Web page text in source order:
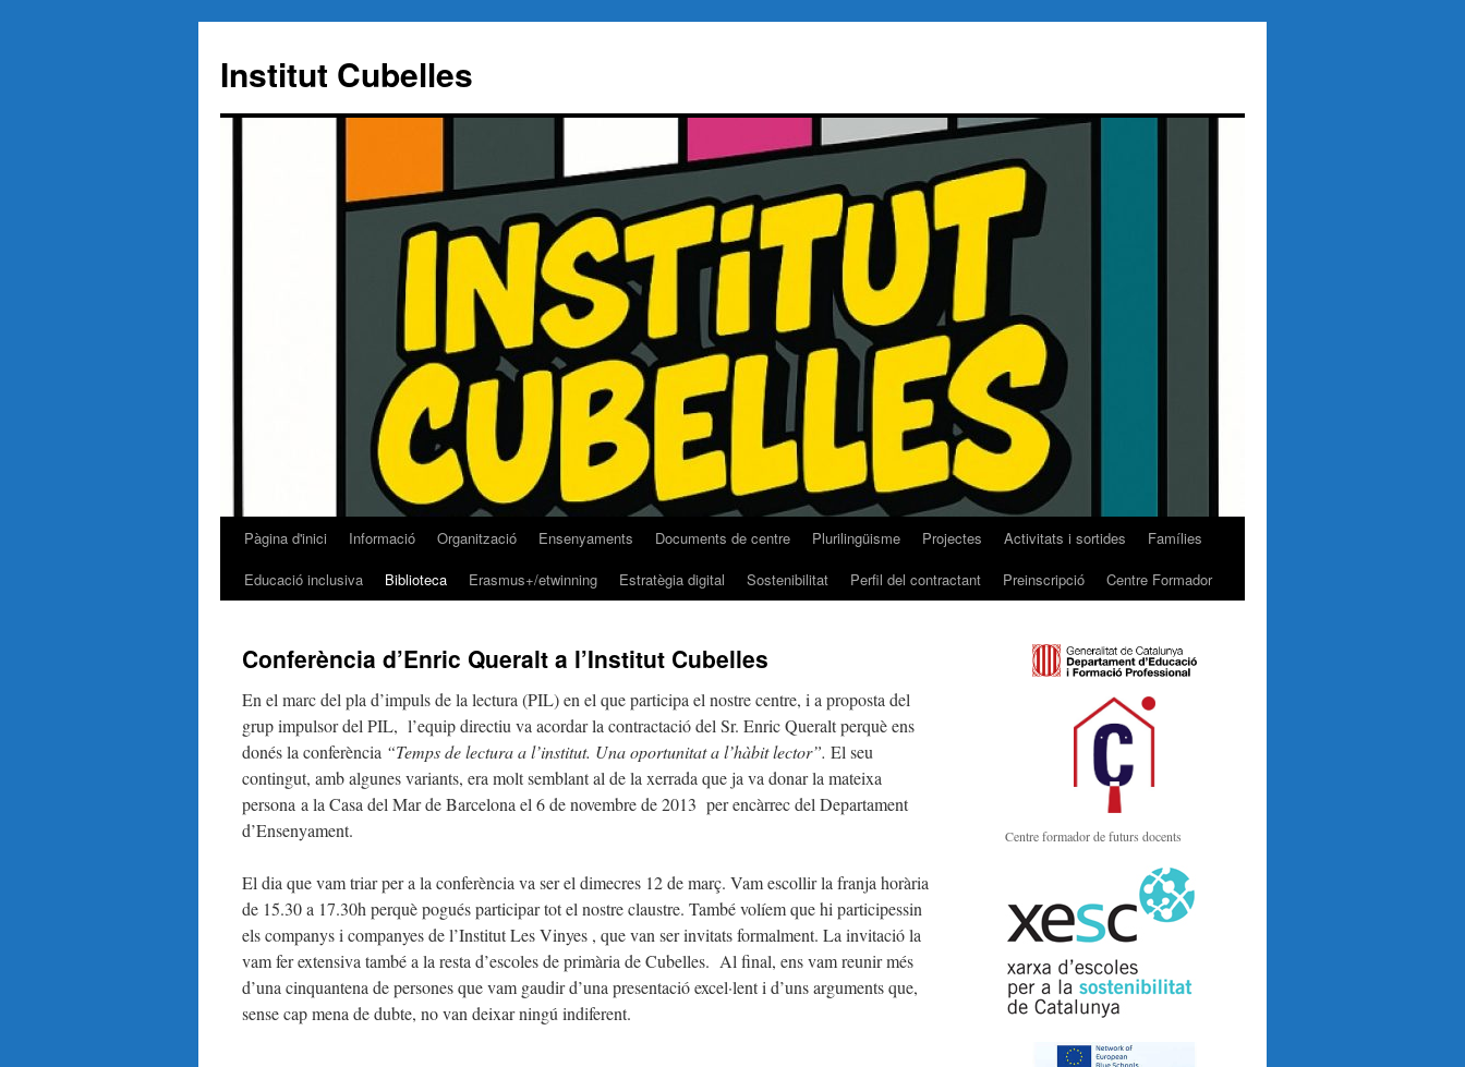
Institut Cubelles
VésPàgina d'inici Informació Organització Ensenyaments Documents de centre Plurilingüisme Projectes Activitats i sortides
Famílies
Educació inclusiva
Biblioteca Erasmus+/etwinning Estratègia digital Sostenibilitat Perfil del contractant Preinscripció Centre Formador
Conferència d’Enric Queralt a l’Institut Cubelles
En el marc del pla d’impuls de la lectura (PIL) en el que participa el nostre centre, i a proposta del
grup impulsor del PIL, l’equip directiu va acordar la contractació del Sr. Enric Queralt perquè ens
donés la conferència “Temps de lectura a l’institut. Una oportunitat a l’hàbit lector”. El seu
contingut, amb algunes variants, era molt semblant al de la xerrada que ja va donar la mateixa
persona a la Casa del Mar de Barcelona el 6 de novembre de 2013 per encàrrec del Departament
d’Ensenyament.
El dia que vam triar per a la conferència va ser el dimecres 12 de març. Vam escollir la franja horària
de 15.30 a 17.30h perquè pogués participar tot el nostre claustre. També volíem que hi participessin
els companys i companyes de l’Institut Les Vinyes , que van ser invitats formalment. La invitació la
vam fer extensiva també a la resta d’escoles de primària de Cubelles. Al final, ens vam reunir més
d’una cinquantena de persones que vam gaudir d’una presentació excel·lent i d’uns arguments que,
sense cap mena de dubte, no van deixar ningú indiferent.
Centre formador de futurs docents